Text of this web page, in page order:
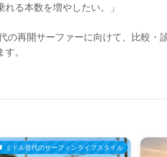
れる本数を増やしたい。」
の再開サーファーに向けて、比較・
。
ミドル世代のサーフィンライフスタイル